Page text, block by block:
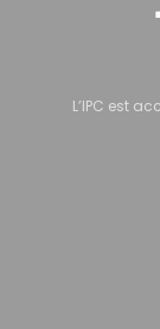
L’IPC est